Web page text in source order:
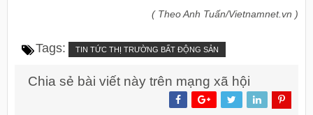
( Theo Anh Tuấn/Vietnamnet.vn )
Tags: TIN TỨC THỊ TRƯỜNG BẤT ĐỘNG SẢN
Chia sẻ bài viết này trên mạng xã hội